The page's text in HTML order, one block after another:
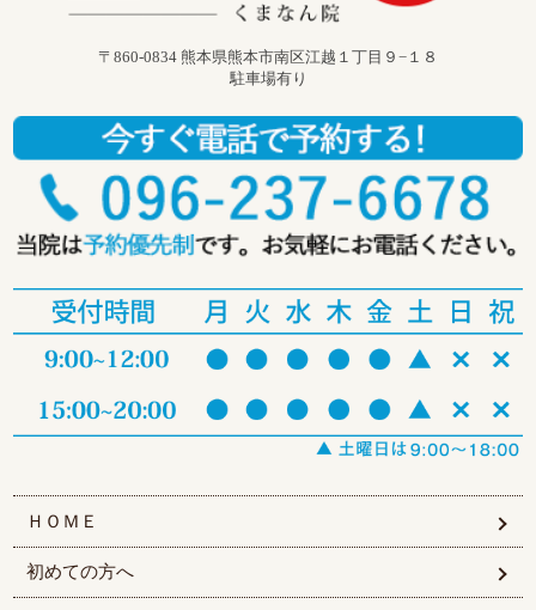
〒860-0834 熊本県熊本市南区江越１丁目９−１８
駐車場有り
ＨＯＭＥ
初めての方へ